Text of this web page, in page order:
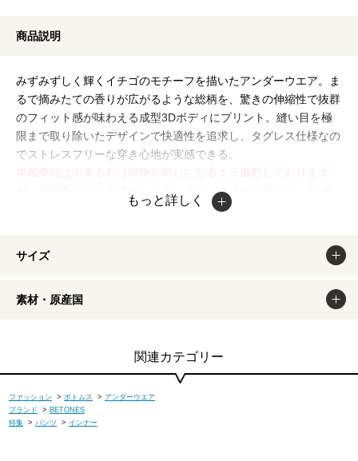
商品説明
みずみずしく輝くイチゴのモチーフを描いたアンダーウエア。ま
るで摘みたての香りが広がるような総柄を、驚きの伸縮性で抜群
のフィット感が味わえる成型3Dボディにプリント。縫い目を極
限まで取り除いたデザインで快適性を追求し、タグレス仕様なの
でストレスフリーな穿き心地が実感できる。
掲載商品は出来るだけ現物と同じになるよう撮影しております
が、若干色味が違う場合もございます。商品のカラーは、PCデ
ィスプレイの性質上、実際の色と異なって見える場合がございま
もっと詳しく
サイズ
素材・原産国
関連カテゴリー
ファッション > ボトムス > アンダーウエア
ブランド
> BETONES
特集 > パンツ > インナー